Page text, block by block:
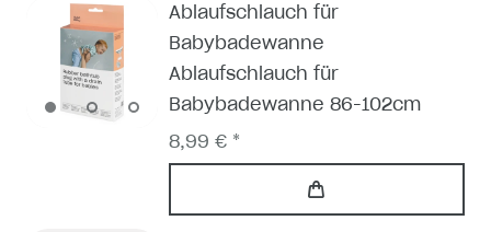
Ablaufschlauch für
Babybadewanne
Ablaufschlauch für
Babybadewanne 86-102cm
8,99 € *